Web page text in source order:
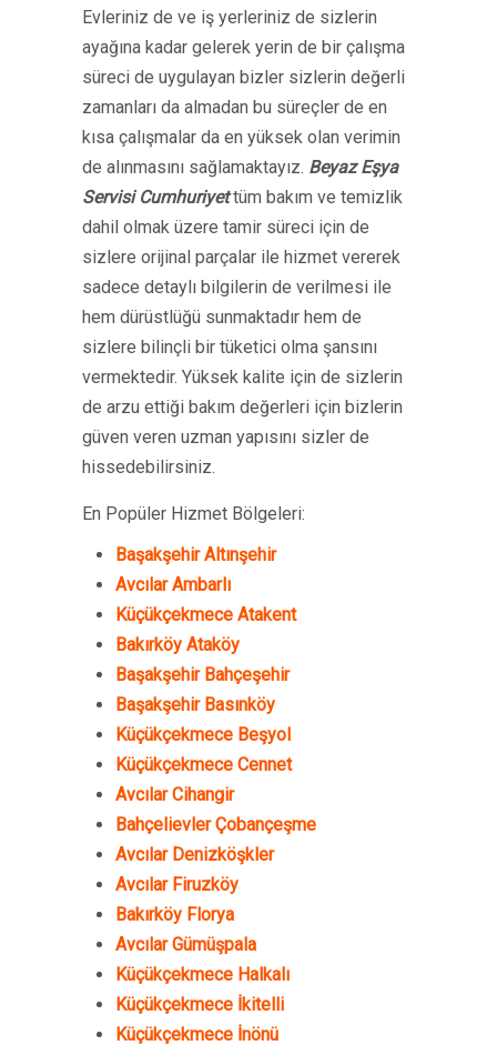
Evleriniz de ve iş yerleriniz de sizlerin
ayağına kadar gelerek yerin de bir çalışma
süreci de uygulayan bizler sizlerin değerli
zamanları da almadan bu süreçler de en
kısa çalışmalar da en yüksek olan verimin
de alınmasını sağlamaktayız. Beyaz Eşya
Servisi Cumhuriyettüm bakım ve temizlik
dahil olmak üzere tamir süreci için de
sizlere orijinal parçalar ile hizmet vererek
sadece detaylı bilgilerin de verilmesi ile
hem dürüstlüğü sunmaktadır hem de
sizlere bilinçli bir tüketici olma şansını
vermektedir. Yüksek kalite için de sizlerin
de arzu ettiği bakım değerleri için bizlerin
güven veren uzman yapısını sizler de
hissedebilirsiniz.
En Popüler Hizmet Bölgeleri:
Başakşehir Altınşehir
Avcılar Ambarlı
Küçükçekmece Atakent
Bakırköy Ataköy
Başakşehir Bahçeşehir
Başakşehir Basınköy
Küçükçekmece Beşyol
Küçükçekmece Cennet
Avcılar Cihangir
Bahçelievler Çobançeşme
Avcılar Denizköşkler
Avcılar Firuzköy
Bakırköy Florya
Avcılar Gümüşpala
Küçükçekmece Halkalı
Küçükçekmece İkitelli
Küçükçekmece İnönü